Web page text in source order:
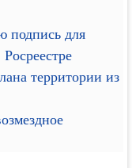
подпись для
территории из